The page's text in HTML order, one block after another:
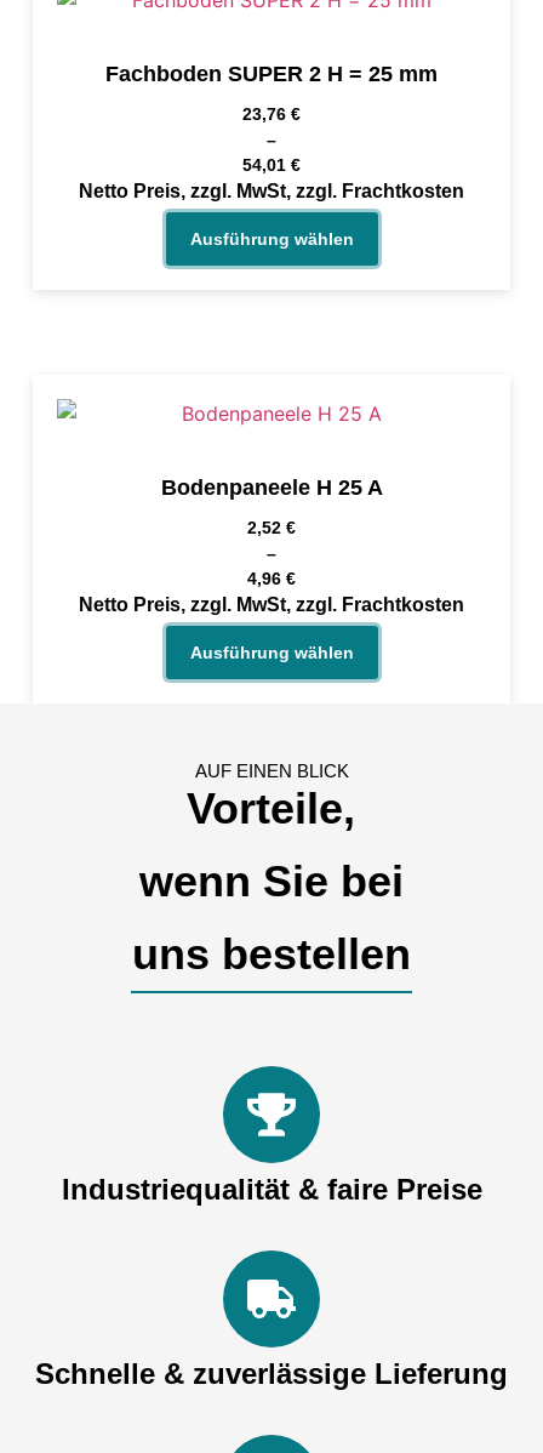
Fachboden SUPER 2 H = 25 mm
23,76 €
–
54,01 €
Netto Preis, zzgl. MwSt, zzgl. Frachtkosten
Ausführung wählen
Bodenpaneele H 25 A
2,52 €
–
4,96 €
Netto Preis, zzgl. MwSt, zzgl. Frachtkosten
Ausführung wählen
AUF EINEN BLICK
Vorteile,
wenn Sie bei
uns bestellen
Industriequalität & faire Preise
Schnelle & zuverlässige Lieferung